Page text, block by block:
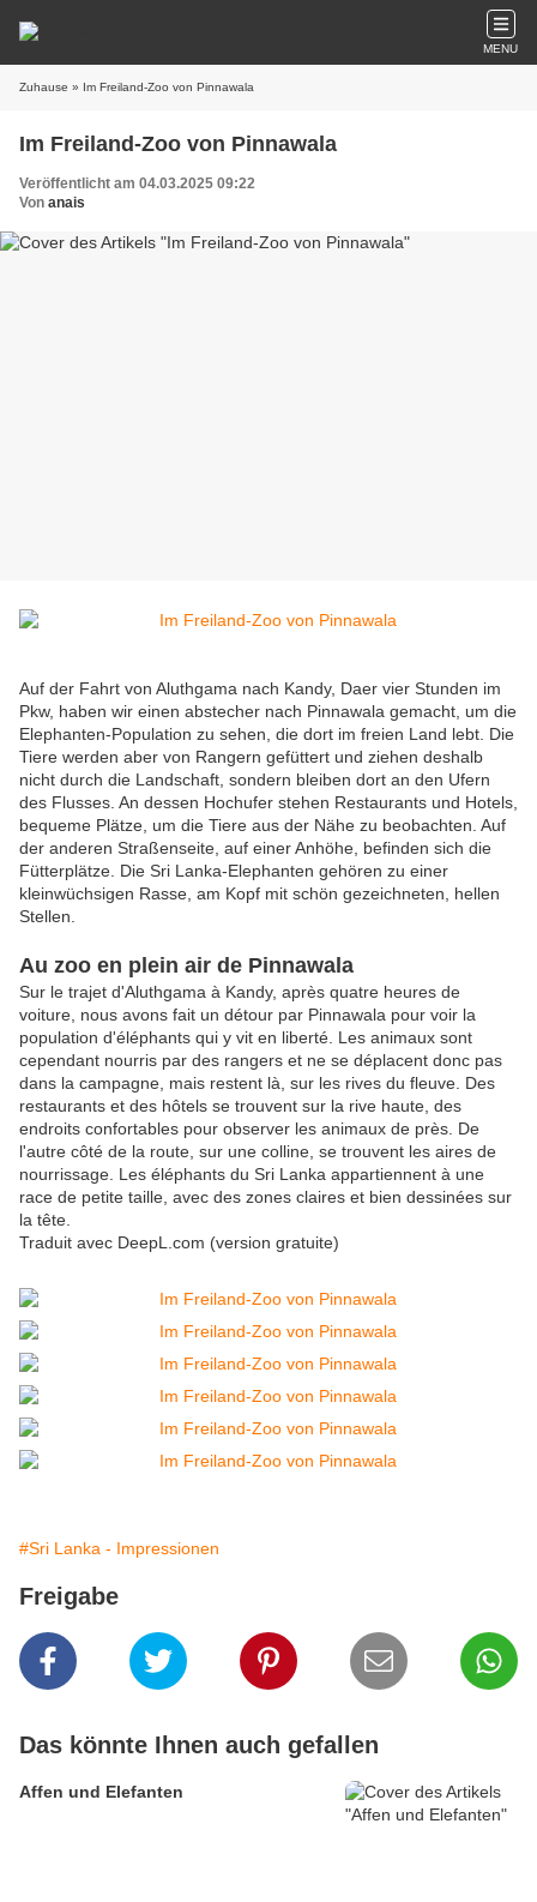
MENU
Zuhause » Im Freiland-Zoo von Pinnawala
Im Freiland-Zoo von Pinnawala
Veröffentlicht am 04.03.2025 09:22
Von anais
Auf der Fahrt von Aluthgama nach Kandy, Daer vier Stunden im
Pkw, haben wir einen abstecher nach Pinnawala gemacht, um die
Elephanten-Population zu sehen, die dort im freien Land lebt. Die
Tiere werden aber von Rangern gefüttert und ziehen deshalb
nicht durch die Landschaft, sondern bleiben dort an den Ufern
des Flusses. An dessen Hochufer stehen Restaurants und Hotels,
bequeme Plätze, um die Tiere aus der Nähe zu beobachten. Auf
der anderen Straßenseite, auf einer Anhöhe, befinden sich die
Fütterplätze. Die Sri Lanka-Elephanten gehören zu einer
kleinwüchsigen Rasse, am Kopf mit schön gezeichneten, hellen
Stellen.
Au zoo en plein air de Pinnawala
Sur le trajet d'Aluthgama à Kandy, après quatre heures de
voiture, nous avons fait un détour par Pinnawala pour voir la
population d'éléphants qui y vit en liberté. Les animaux sont
cependant nourris par des rangers et ne se déplacent donc pas
dans la campagne, mais restent là, sur les rives du fleuve. Des
restaurants et des hôtels se trouvent sur la rive haute, des
endroits confortables pour observer les animaux de près. De
l'autre côté de la route, sur une colline, se trouvent les aires de
nourrissage. Les éléphants du Sri Lanka appartiennent à une
race de petite taille, avec des zones claires et bien dessinées sur
la tête.
Traduit avec DeepL.com (version gratuite)
#Sri Lanka - Impressionen
Freigabe
Das könnte Ihnen auch gefallen
Affen und Elefanten